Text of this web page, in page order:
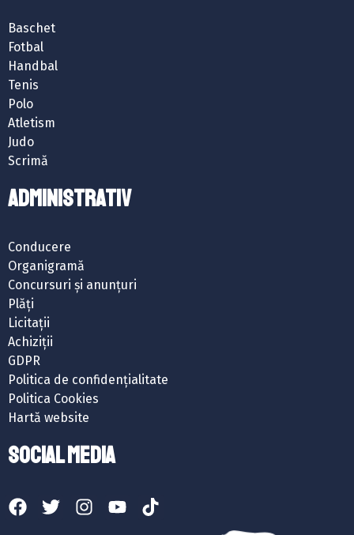
Baschet
Fotbal
Handbal
Tenis
Polo
Atletism
Judo
Scrimă
ADMINISTRATIV
Conducere
Organigramă
Concursuri și anunțuri
Plăți
Licitații
Achiziții
GDPR
Politica de confidențialitate
Politica Cookies
Hartă website
SOCIAL MEDIA